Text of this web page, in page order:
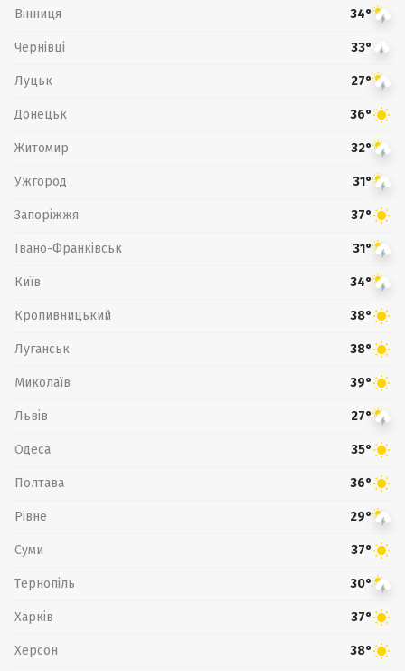
Вінниця 34°
Чернівці 33°
Луцьк 27°
Донецьк 36°
Житомир 32°
Ужгород 31°
Запоріжжя 37°
Івано-Франківськ 31°
Київ 34°
Кропивницький 38°
Луганськ 38°
Миколаїв 39°
Львів 27°
Одеса 35°
Полтава 36°
Рівне 29°
Суми 37°
Тернопіль 30°
Харків 37°
Херсон 38°